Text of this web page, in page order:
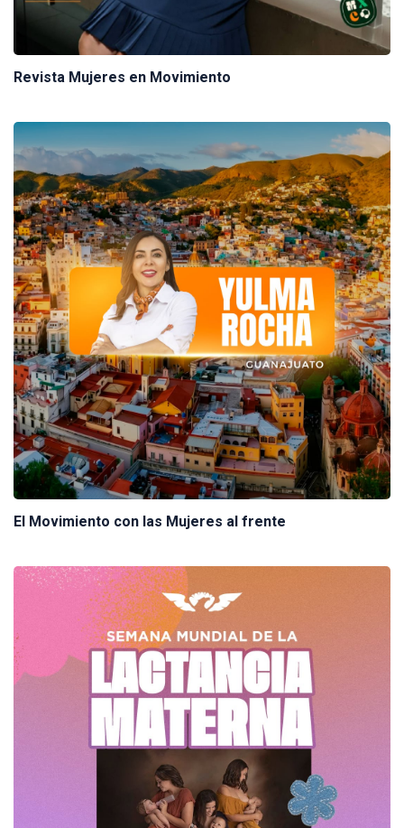
Revista Mujeres en Movimiento
El Movimiento con las Mujeres al frente